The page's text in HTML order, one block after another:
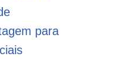
para